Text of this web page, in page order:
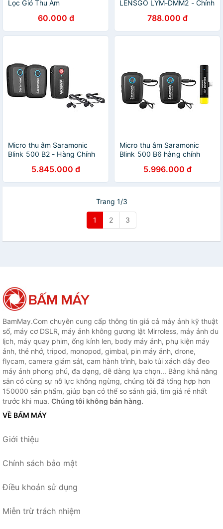
Lọc Gió Thu Âm
60.000 đ
LENSGO LYM-DMM2 - Chính
788.000 đ
Micro thu âm Saramonic
Blink 500 B2 - Hàng Chính
5.845.000 đ
Micro thu âm Saramonic
Blink 500 B6 hàng chính
5.996.000 đ
Trang 1/3
1 2 3
BamMay.Com chuyên cung cấp thông tin giá cả máy ảnh kỹ thuật
số, máy cơ DSLR, máy ảnh không gương lật Mirroless, máy ảnh du
lịch, máy quay phim, ống kính len, body máy ảnh, phụ kiện máy
ảnh, thẻ nhớ, tripod, monopod, gimbal, pin máy ảnh, drone,
flycam, camera giám sát, cam hành trình, balo túi xách dây đeo
máy ảnh phong phú, đa dạng, dễ dàng lựa chọn... Bằng khả năng
sẵn có cùng sự nỗ lực không ngừng, chúng tôi đã tổng hợp hơn
150000 sản phẩm, giúp bạn có thể so sánh giá, tìm giá rẻ nhất
trước khi mua. Chúng tôi không bán hàng.
VỀ BẤM MÁY
Giới thiệu
Chính sách bảo mật
Điều khoản sử dụng
Miễn trừ trách nhiệm